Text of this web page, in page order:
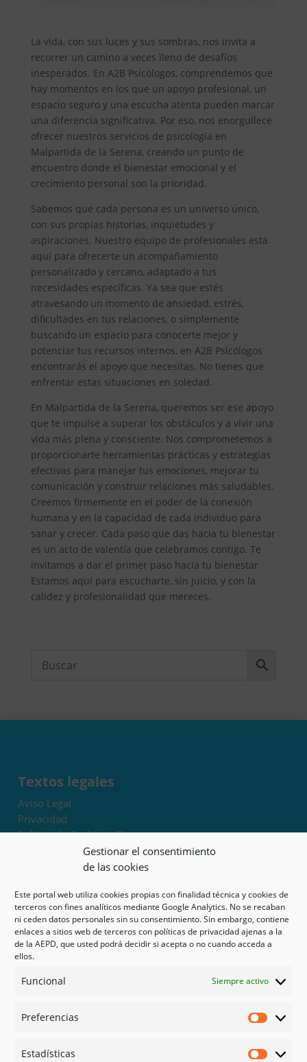
Gestionar el consentimiento
de las cookies
Este portal web utiliza cookies propias con finalidad técnica y cookies de
terceros con fines analíticos mediante Google Analytics. No se recaban
ni ceden datos personales sin su consentimiento. Sin embargo, contiene
enlaces a sitios web de terceros con políticas de privacidad ajenas a la
de la AEPD, que usted podrá decidir si acepta o no cuando acceda a
ellos.
Funcional Siempre activo
Preferencias
Estadísticas
La vida, con sus luces y sus sombras, nos invita a
recorrer un camino a veces lleno de desafíos
inesperados. En A2B Psicólogos, comprendemos que
hay momentos en los que un apoyo profesional, un
espacio seguro y una escucha atenta pueden marcar
una diferencia significativa. Por eso, nos enorgullece
ofrecer nuestros servicios de psicología en
Malpartida de la Serena, creando un punto de
encuentro donde el bienestar emocional y el
crecimiento personal son la prioridad.
Sabemos que cada persona es un universo único,
con sus propias historias, inquietudes y
aspiraciones. Nuestro equipo de profesionales está
aquí para ofrecerte un acompañamiento
personalizado y cercano, adaptado a tus
necesidades específicas. Ya sea que estés
atravesando un momento de ansiedad, estrés,
dificultades en tus relaciones, o simplemente
buscando un espacio para conocerte mejor y
potenciar tus recursos internos, en A2B Psicólogos
encontrarás el apoyo que necesitas. No tienes que
enfrentar estas situaciones en soledad.
En Malpartida de la Serena, queremos ser ese apoyo
que te impulse a superar los obstáculos y a vivir una
vida más plena y consciente. Nos comprometemos a
proporcionarte herramientas prácticas y estrategias
efectivas para manejar tus emociones, mejorar tu
comunicación y construir relaciones más saludables.
Creemos firmemente en el poder de la conexión
humana y en la capacidad de cada individuo para
sanar y crecer. Cada paso que das hacia tu bienestar
es un acto de valentía que celebramos contigo. Te
invitamos a dar el primer paso hacia tu bienestar.
Estamos aquí para escucharte, sin juicio, y con la
calidez y profesionalidad que mereces.
Textos legales
Aviso Legal
Privacidad
Política de Cookies UE
Términos y condiciones
Exoneración de responsabilidad
Mapa del sitio
Mi cuenta
Tienda
Psicología en Murcia
Guías
Redes sociales
Instagram